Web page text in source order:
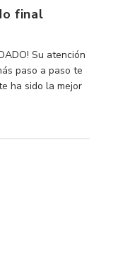
final
Su atención
paso a paso te
ha sido la mejor